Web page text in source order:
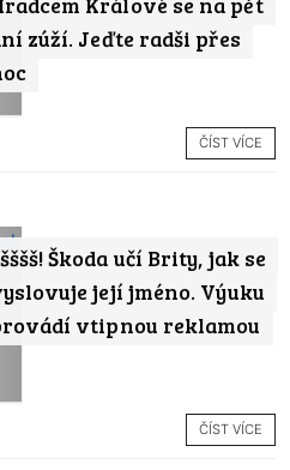
zúží. Jeďte radši přes
ČÍST VÍCE
Škoda učí Brity, jak se
její jméno. Výuku
vtipnou reklamou
ČÍST VÍCE